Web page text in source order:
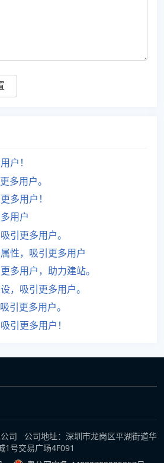
户！
多用户。
多用户！
用户
引更多用户。
性，吸引更多用户
多用户，助力建站。
，吸引更多用户。
引更多用户。
引更多用户！
司 公司地址：深圳市龙岗区平湖街道华
1号交易广场4F091